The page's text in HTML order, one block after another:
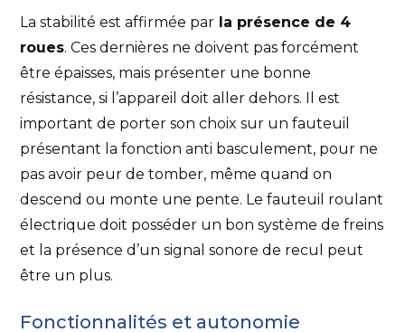
La stabilité est affirmée par la présence de 4
roues. Ces dernières ne doivent pas forcément
être épaisses, mais présenter une bonne
résistance, si l’appareil doit aller dehors. Il est
important de porter son choix sur un fauteuil
présentant la fonction anti basculement, pour ne
pas avoir peur de tomber, même quand on
descend ou monte une pente. Le fauteuil roulant
électrique doit posséder un bon système de freins
et la présence d’un signal sonore de recul peut
être un plus.
Fonctionnalités et autonomie